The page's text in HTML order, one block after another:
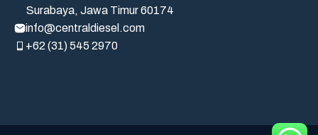
Surabaya, Jawa Timur 60174
info@centraldiesel.com
+62 (31) 545 2970